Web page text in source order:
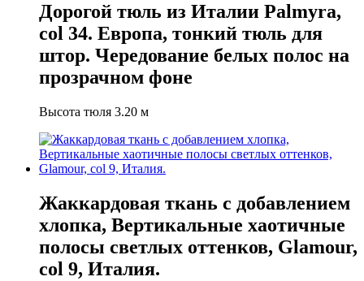
Дорогой тюль из Италии Palmyra,
col 34. Европа, тонкий тюль для
штор. Чередование белых полос на
прозрачном фоне
Высота тюля 3.20 м
Жаккардовая ткань с добавлением
хлопка, Вертикальные хаотичные
полосы светлых оттенков, Glamour,
col 9, Италия.